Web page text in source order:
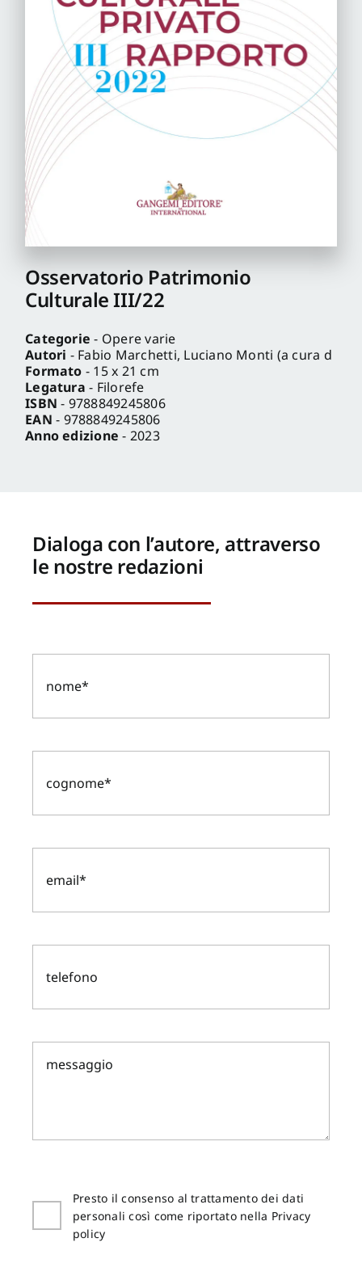
Osservatorio Patrimonio
Culturale III/22
Categorie - Opere varie
Autori - Fabio Marchetti, Luciano Monti (a cura d
Formato - 15 x 21 cm
Legatura - Filorefe
ISBN - 9788849245806
EAN - 9788849245806
Anno edizione - 2023
Dialoga con l’autore, attraverso
le nostre redazioni
Presto il consenso al trattamento dei dati
personali così come riportato nella Privacy
policy